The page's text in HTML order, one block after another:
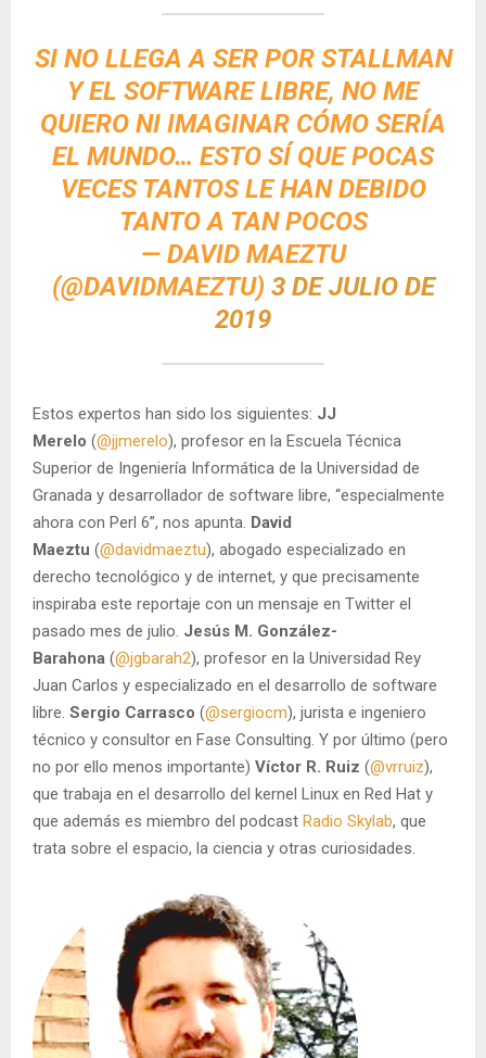
SI NO LLEGA A SER POR STALLMAN
Y EL SOFTWARE LIBRE, NO ME
QUIERO NI IMAGINAR CÓMO SERÍA
EL MUNDO… ESTO SÍ QUE POCAS
VECES TANTOS LE HAN DEBIDO
TANTO A TAN POCOS
— DAVID MAEZTU
(@DAVIDMAEZTU) 3 DE JULIO DE
2019
Estos expertos han sido los siguientes: JJ
Merelo (@jjmerelo), profesor en la Escuela Técnica
Superior de Ingeniería Informática de la Universidad de
Granada y desarrollador de software libre, “especialmente
ahora con Perl 6”, nos apunta. David
Maeztu (@davidmaeztu), abogado especializado en
derecho tecnológico y de internet, y que precisamente
inspiraba este reportaje con un mensaje en Twitter el
pasado mes de julio. Jesús M. González-
Barahona (@jgbarah2), profesor en la Universidad Rey
Juan Carlos y especializado en el desarrollo de software
libre. Sergio Carrasco (@sergiocm), jurista e ingeniero
técnico y consultor en Fase Consulting. Y por último (pero
no por ello menos importante) Víctor R. Ruiz (@vrruiz),
que trabaja en el desarrollo del kernel Linux en Red Hat y
que además es miembro del podcast Radio Skylab, que
trata sobre el espacio, la ciencia y otras curiosidades.